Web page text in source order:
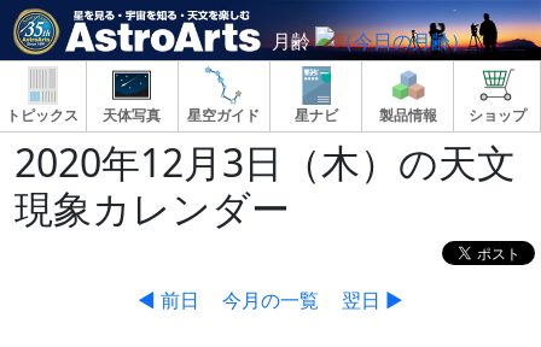
月齢
トピックス 天体写真 星空ガイド 星ナビ 製品情報 ショップ
2020年12月3日（木）の天文
現象カレンダー
◀ 前日 今月の一覧 翌日 ▶